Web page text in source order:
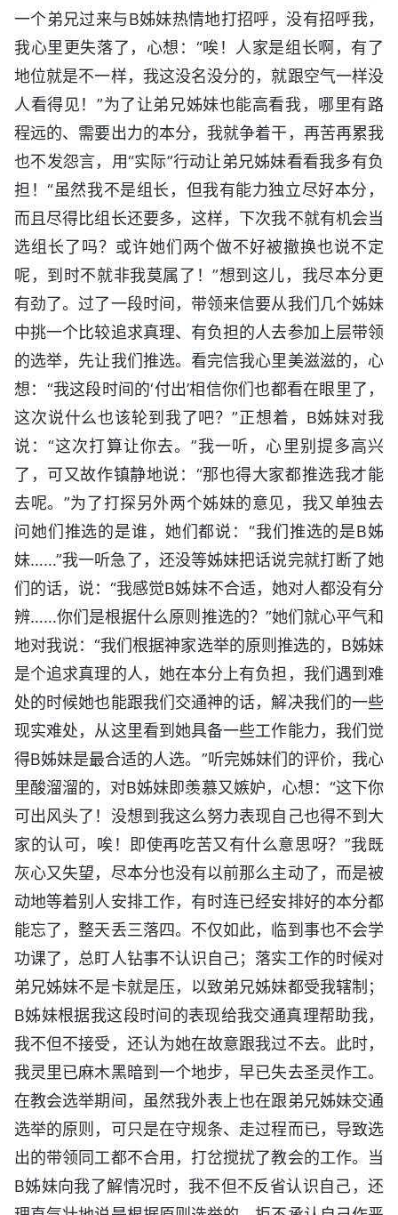
一个弟兄过来与B姊妹热情地打招呼，没有招呼我，
我心里更失落了，心想：“唉！人家是组长啊，有了
地位就是不一样，我这没名没分的，就跟空气一样没
人看得见！”为了让弟兄姊妹也能高看我，哪里有路
程远的、需要出力的本分，我就争着干，再苦再累我
也不发怨言，用“实际”行动让弟兄姊妹看看我多有负
担！“虽然我不是组长，但我有能力独立尽好本分，
而且尽得比组长还要多，这样，下次我不就有机会当
选组长了吗？或许她们两个做不好被撤换也说不定
呢，到时不就非我莫属了！”想到这儿，我尽本分更
有劲了。过了一段时间，带领来信要从我们几个姊妹
中挑一个比较追求真理、有负担的人去参加上层带领
的选举，先让我们推选。看完信我心里美滋滋的，心
想：“我这段时间的‘付出’相信你们也都看在眼里了，
这次说什么也该轮到我了吧？”正想着，B姊妹对我
说：“这次打算让你去。”我一听，心里别提多高兴
了，可又故作镇静地说：“那也得大家都推选我才能
去呢。”为了打探另外两个姊妹的意见，我又单独去
问她们推选的是谁，她们都说：“我们推选的是B姊
妹……”我一听急了，还没等姊妹把话说完就打断了她
们的话，说：“我感觉B姊妹不合适，她对人都没有分
辨……你们是根据什么原则推选的？”她们就心平气和
地对我说：“我们根据神家选举的原则推选的，B姊妹
是个追求真理的人，她在本分上有负担，我们遇到难
处的时候她也能跟我们交通神的话，解决我们的一些
现实难处，从这里看到她具备一些工作能力，我们觉
得B姊妹是最合适的人选。”听完姊妹们的评价，我心
里酸溜溜的，对B姊妹即羡慕又嫉妒，心想：“这下你
可出风头了！没想到我这么努力表现自己也得不到大
家的认可，唉！即使再吃苦又有什么意思呀？”我既
灰心又失望，尽本分也没有以前那么主动了，而是被
动地等着别人安排工作，有时连已经安排好的本分都
能忘了，整天丢三落四。不仅如此，临到事也不会学
功课了，总盯人钻事不认识自己；落实工作的时候对
弟兄姊妹不是卡就是压，以致弟兄姊妹都受我辖制；
B姊妹根据我这段时间的表现给我交通真理帮助我，
我不但不接受，还认为她在故意跟我过不去。此时，
我灵里已麻木黑暗到一个地步，早已失去圣灵作工。
在教会选举期间，虽然我外表上也在跟弟兄姊妹交通
选举的原则，可只是在守规条、走过程而已，导致选
出的带领同工都不合用，打岔搅扰了教会的工作。当
B姊妹向我了解情况时，我不但不反省认识自己，还